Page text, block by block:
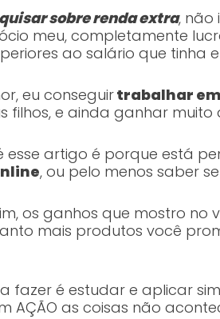
sobre renda extra, não
meu, completamente
ao salário que tinha
eu conseguirtrabalhar
filhos, e ainda ganhar muito
artigo é porque está
, ou pelo menos saber
os ganhos que mostro no
mais produtos você
fazer é estudar e aplicar
AÇÃO as coisas não